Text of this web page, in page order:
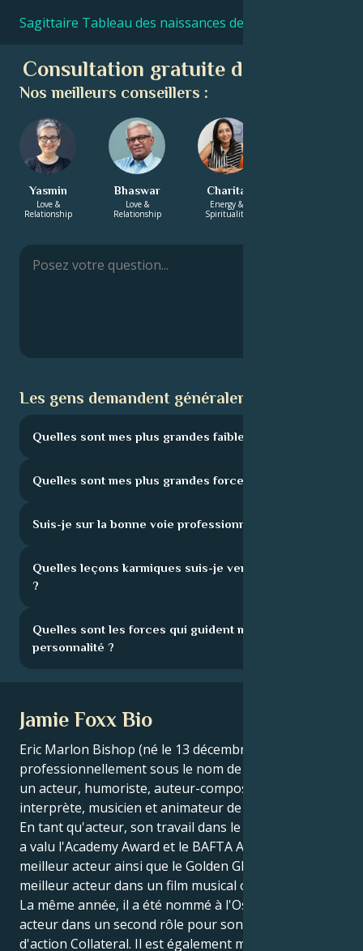
Sagittaire Tableau des naissances des célébrités
Consultation gratuite d'astrologie
Nos meilleurs conseillers :
Yasmin
Love &
Relationship
Bhaswar
Love &
Relationship
Charita
Energy &
Spirituality
Les gens demandent généralement :
Quelles sont mes plus grandes faiblesses ?
Quelles sont mes plus grandes forces ?
Suis-je sur la bonne voie professionnelle ?
Quelles leçons karmiques suis-je venu apprendre
?
Quelles sont les forces qui guident ma
personnalité ?
Jamie Foxx Bio
Eric Marlon Bishop (né le 13 décembre 1967), connu
professionnellement sous le nom de Jamie Foxx, est
un acteur, humoriste, auteur-compositeur-
interprète, musicien et animateur de radio américain.
En tant qu'acteur, son travail dans le film 2004 Ray lui
a valu l'Academy Award et le BAFTA Award du
meilleur acteur ainsi que le Golden Globe Award du
meilleur acteur dans un film musical ou une comédie.
La même année, il a été nommé à l'Oscar du meilleur
acteur dans un second rôle pour son rôle dans le film
d'action Collateral. Il est également musicien, lauréat